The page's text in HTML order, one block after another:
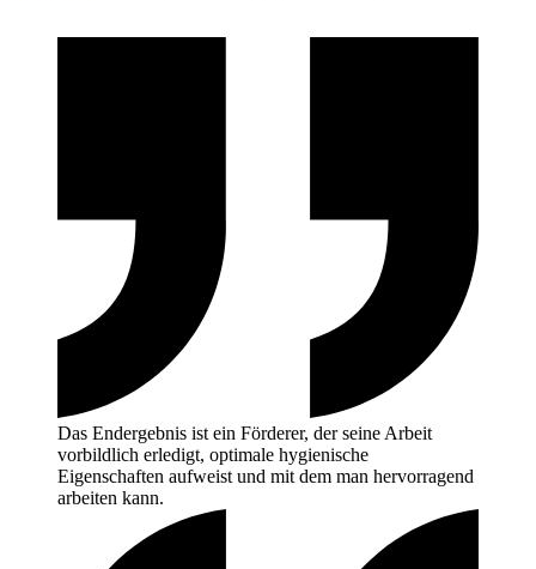
Das Endergebnis ist ein Förderer, der seine Arbeit
vorbildlich erledigt, optimale hygienische
Eigenschaften aufweist und mit dem man hervorragend
arbeiten kann.